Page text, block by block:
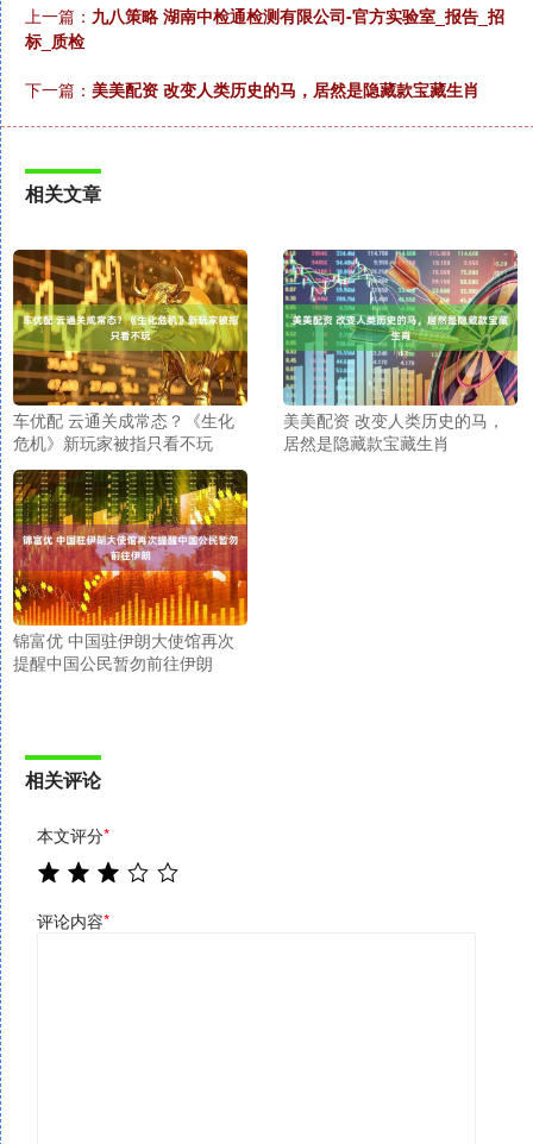
上一篇： 九八策略 湖南中检通检测有限公司-官方实验室_报告_招
标_质检
下一篇： 美美配资 改变人类历史的马，居然是隐藏款宝藏生肖
相关文章
车优配 云通关成常态？《生化
危机》新玩家被指只看不玩
美美配资 改变人类历史的马，
居然是隐藏款宝藏生肖
锦富优 中国驻伊朗大使馆再次
提醒中国公民暂勿前往伊朗
相关评论
本文评分*
评论内容*